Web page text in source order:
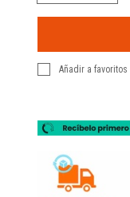
Añadir a favoritos